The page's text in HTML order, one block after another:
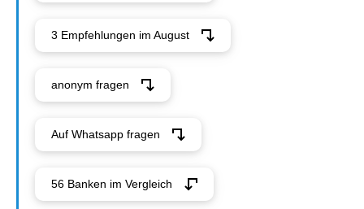
3 Empfehlungen im August
anonym fragen
Auf Whatsapp fragen
56 Banken im Vergleich